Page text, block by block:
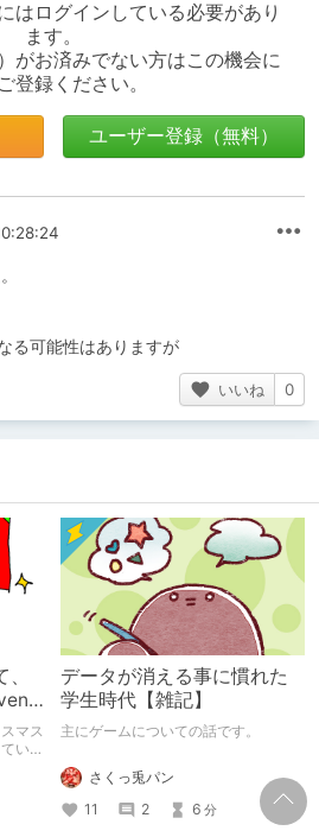
はログインしている必要があり
ます。
がお済みでない方はこの機会に
登録ください。
ユーザー登録（無料）
る可能性はありますが
いいね 0
マス
いま
返し
で
データが消える事に慣れた
学生時代【雑記】
主にゲームについての話です。
さくっ兎パン
11
2 6 分